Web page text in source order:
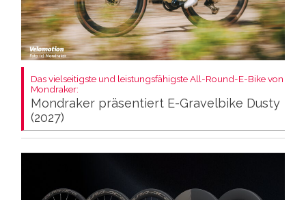
Das vielseitigste und leistungsfähigste All-Round-E-Bike von
Mondraker:
Mondraker präsentiert E-Gravelbike Dusty
(2027)